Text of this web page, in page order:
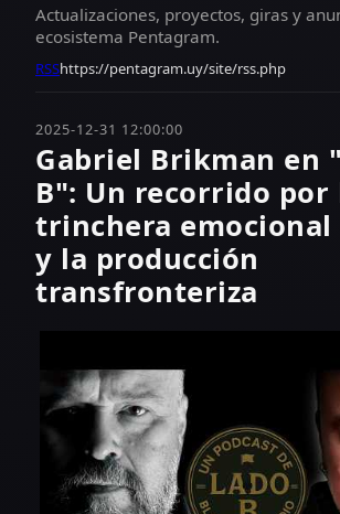
Actualizaciones, proyectos, giras y
ecosistema Pentagram.
RSShttps://pentagram.uy/site/rss.php
2025-12-31 12:00:00
Gabriel Brikman en
B": Un recorrido por
trinchera emocional
y la producción
transfronteriza